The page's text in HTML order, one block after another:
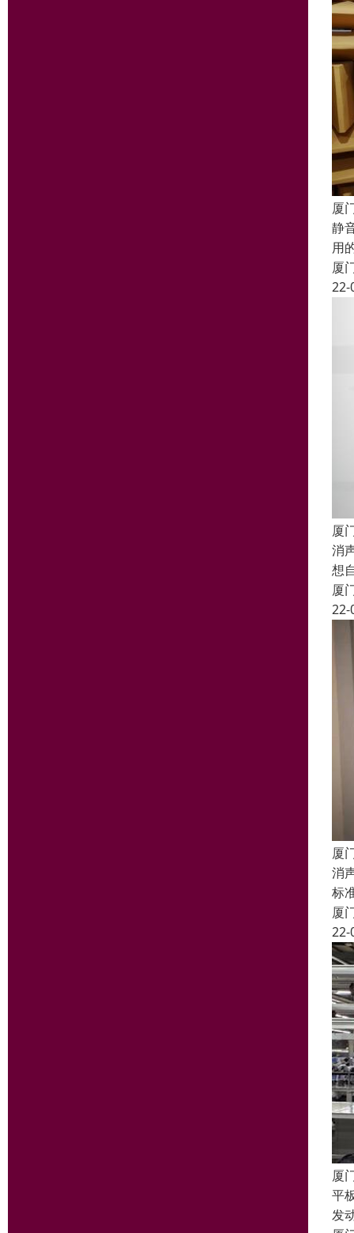
厦
静
用
厦
22-
厦
消
想
厦
22-
厦
消
标
厦
22-
厦
平
发